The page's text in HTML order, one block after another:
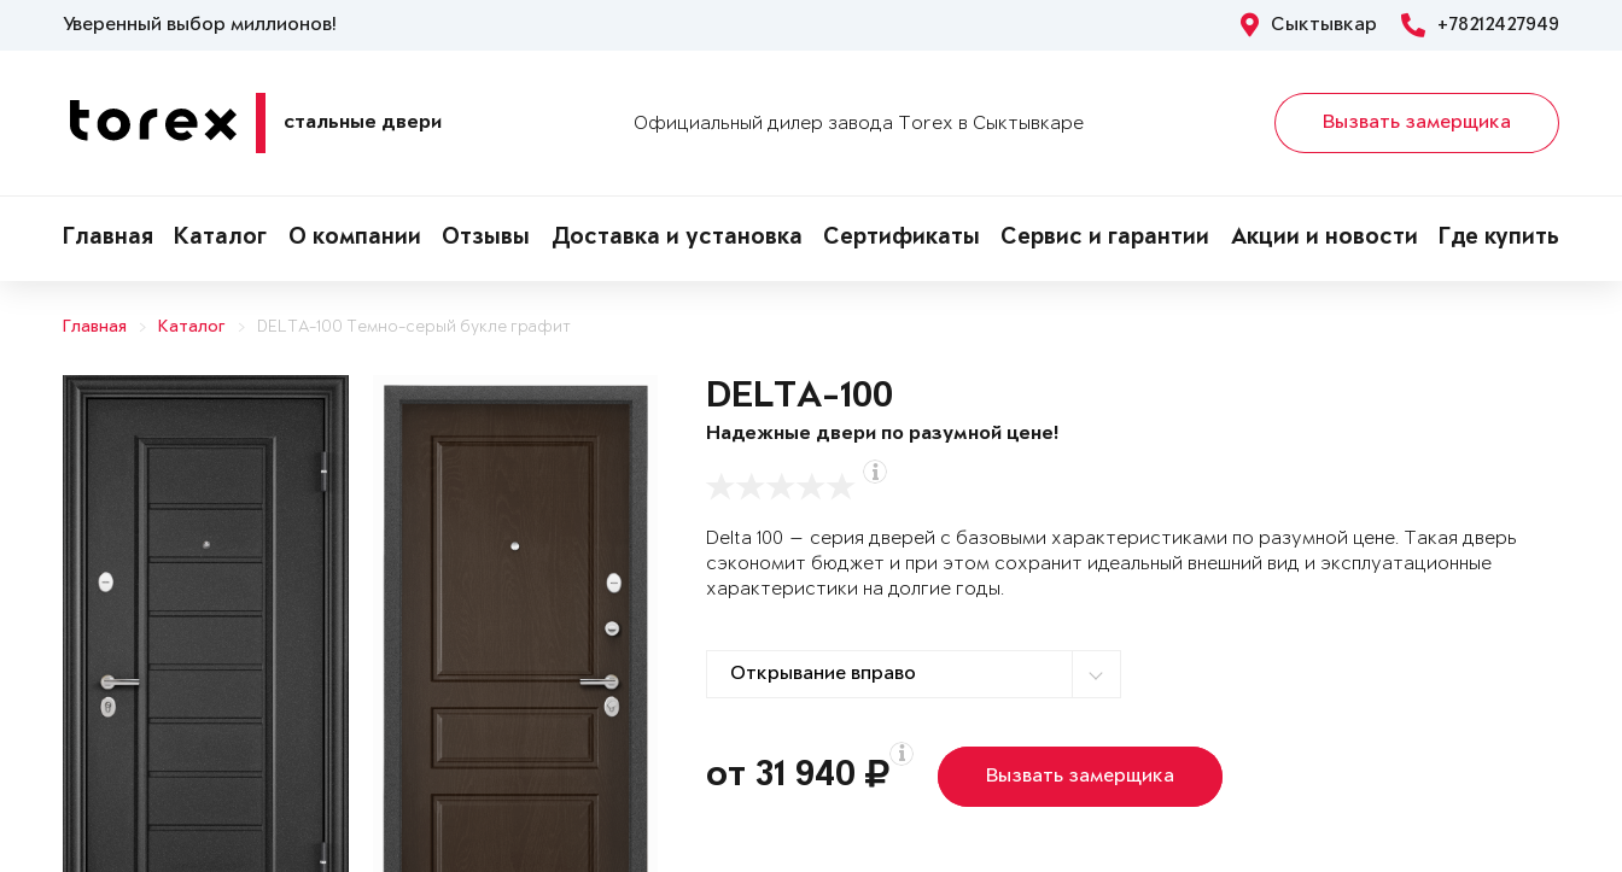
Уверенный выбор миллионов! Сыктывкар +78212427949
стальные двери Официальный дилер завода Torex в Сыктывкаре Вызвать замерщика
Главная Каталог О компании Отзывы Доставка и установка Сертификаты Сервис и гарантии Акции и новости Где купить
Главная Каталог DELTA-100 Темно-серый букле графит
DELTA-100
Надежные двери по разумной цене!
Delta 100 — серия дверей с базовыми характеристиками по разумной цене. Такая дверь
сэкономит бюджет и при этом сохранит идеальный внешний вид и эксплуатационные
характеристики на долгие годы.
от 31 940 Вызвать замерщика